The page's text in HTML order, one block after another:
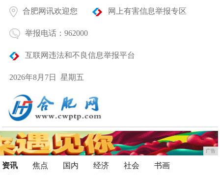
合肥网讯欢迎您 网上有害信息举报专区
举报电话：962000
互联网违法和不良信息举报平台
2026年8月7日 星期五
广告
资讯 焦点 国内 经济 社会
书画